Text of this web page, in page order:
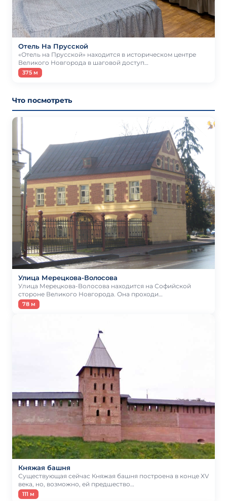
Отель На Прусской
«Отель на Прусской» находится в историческом центре
Великого Новгорода в шаговой доступ…
375 м
Что посмотреть
Улица Мерецкова-Волосова
Улица Мерецкова-Волосова находится на Софийской
стороне Великого Новгорода. Она проходи…
78 м
Княжая башня
Существующая сейчас Княжая башня построена в конце XV
века, но, возможно, ей предшество…
111 м